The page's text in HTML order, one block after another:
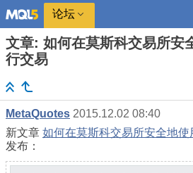
论坛
文章: 如何在莫斯科交易所安
行交易
MetaQuotes 2015.12.02 08:40
新文章 如何在莫斯科交易所安全地使
发布：